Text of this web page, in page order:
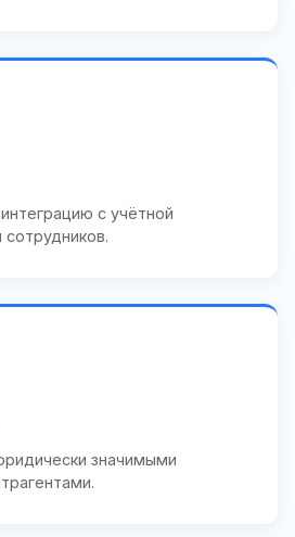
с учётной
значимыми